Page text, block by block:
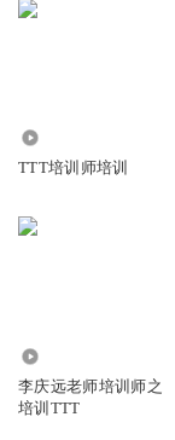
TTT培训师培训
李庆远老师培训师之
培训TTT